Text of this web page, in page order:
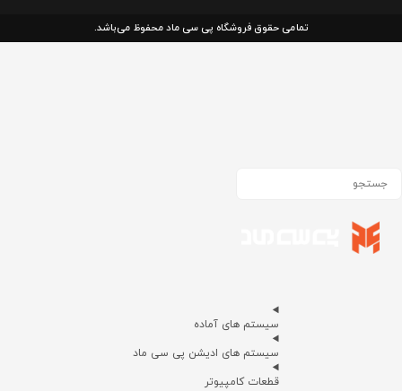
تمامی حقوق فروشگاه پی سی ماد محفوظ می‌باشد.
سیستم های آماده
سیستم های ادیشن پی سی ماد
قطعات کامپیوتر